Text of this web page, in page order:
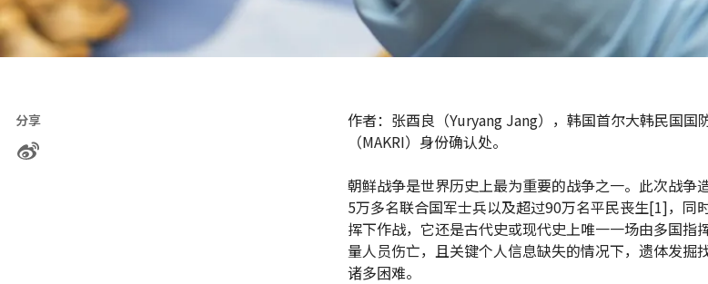
分享
作者：张酉良（Yuryang Jang），韩国首尔大韩民国国
（MAKRI）身份确认处。
朝鲜战争是世界历史上最为重要的战争之一。此次战争
5万多名联合国军士兵以及超过90万名平民丧生[1]，同
挥下作战，它还是古代史或现代史上唯一一场由多国指
量人员伤亡，且关键个人信息缺失的情况下，遗体发掘
诸多困难。